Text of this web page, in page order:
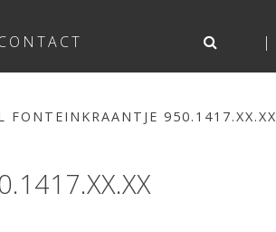
FONTEINKRAANTJE 950.1417.XX.XX